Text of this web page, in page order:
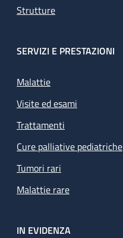
Strutture
SERVIZI E PRESTAZIONI
Malattie
Visite ed esami
Trattamenti
Cure palliative pediatriche
Tumori rari
Malattie rare
IN EVIDENZA